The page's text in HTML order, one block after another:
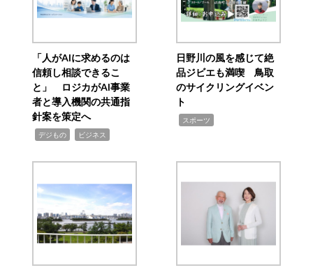
「人がAIに求めるのは
信頼し相談できるこ
と」 ロジカがAI事業
者と導入機関の共通指
針案を策定へ
デジもの ビジネス
日野川の風を感じて絶
品ジビエも満喫 鳥取
のサイクリングイベン
ト
スポーツ